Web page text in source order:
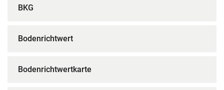
BKG
Bodenrichtwert
Bodenrichtwertkarte